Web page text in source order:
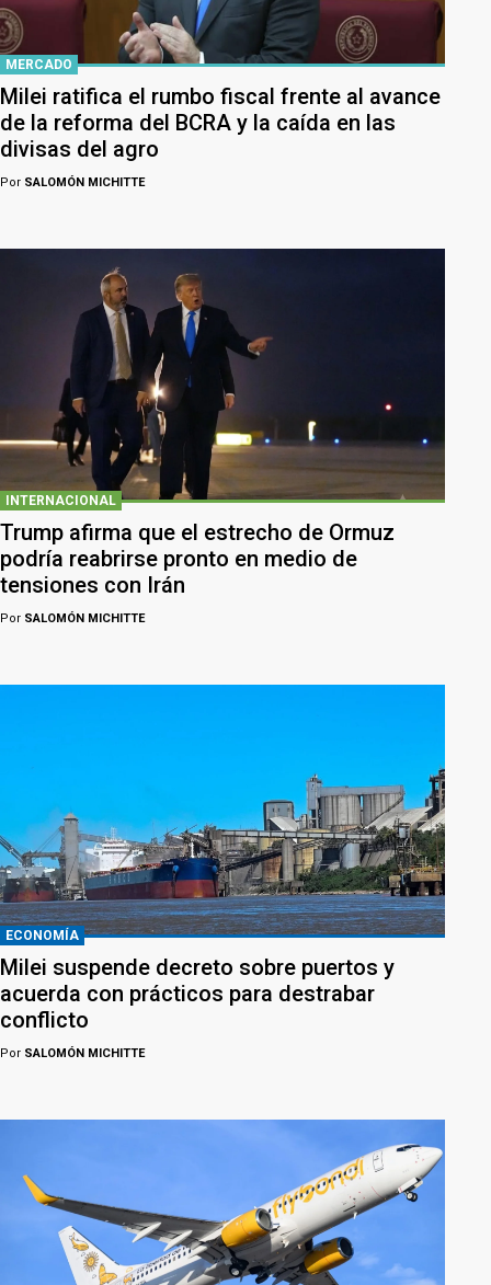
MERCADO
Milei ratifica el rumbo fiscal frente al avance
de la reforma del BCRA y la caída en las
divisas del agro
Por SALOMÓN MICHITTE
INTERNACIONAL
Trump afirma que el estrecho de Ormuz
podría reabrirse pronto en medio de
tensiones con Irán
Por SALOMÓN MICHITTE
ECONOMÍA
Milei suspende decreto sobre puertos y
acuerda con prácticos para destrabar
conflicto
Por SALOMÓN MICHITTE